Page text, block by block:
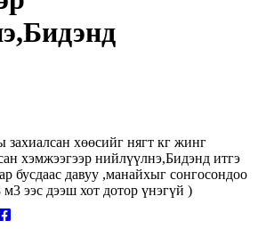
хөөсийг нягт кг жинг
хэмжээгээр нийлүүлнэ,Бидэнд итгэ
бусдаас давуу ,манайхыг сонгосондоо
м3 ээс дээш хот дотор үнэгүй )